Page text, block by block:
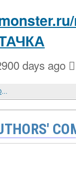
days ago
НАЧАЛО СОЗДАНИЯ ЧЕРНОМОРСКОГО ФЛОТА